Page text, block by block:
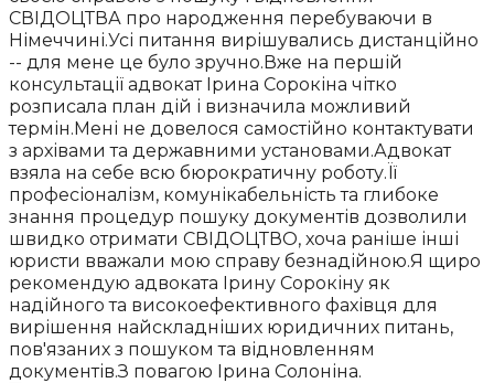
СВІДОЦТВА про народження перебуваючи в
Німеччині.Усі питання вирішувались дистанційно
-- для мене це було зручно.Вже на першій
консультації адвокат Ірина Сорокіна чітко
розписала план дій і визначила можливий
термін.Мені не довелося самостійно контактувати
з архівами та державними установами.Адвокат
взяла на себе всю бюрократичну роботу.Її
професіоналізм, комунікабельність та глибоке
знання процедур пошуку документів дозволили
швидко отримати СВІДОЦТВО, хоча раніше інші
юристи вважали мою справу безнадійною.Я щиро
рекомендую адвоката Ірину Сорокіну як
надійного та високоефективного фахівця для
вирішення найскладніших юридичних питань,
пов'язаних з пошуком та відновленням
документів.З повагою Ірина Солоніна.